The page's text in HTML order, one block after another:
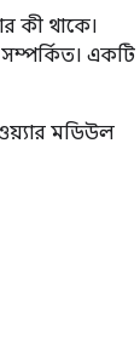
কী থাকে।
একটি
মডিউল